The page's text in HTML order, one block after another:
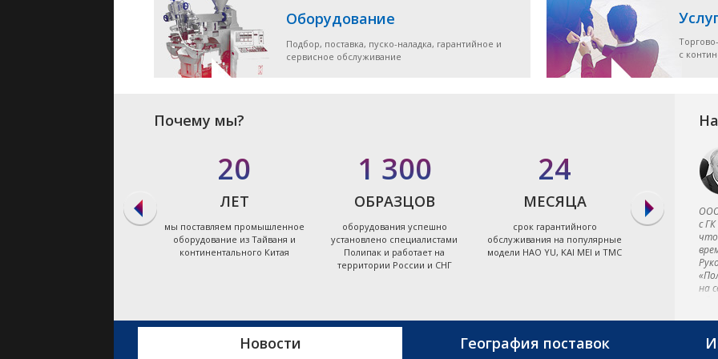
Оборудование
Подбор, поставка, пуско-наладка, гарантийное и
сервисное обслуживание
с
Почему мы?
мы даём ответ на запрос по
20
ЛЕТ
мы поставляем промышленное
оборудование из Тайваня и
континентального Китая
1 300
ОБРАЗЦОВ
оборудования успешно
установлено специалистами
Полипак и работает на
территории России и СНГ
24
МЕСЯЦА
срок гарантийного
обслуживания на популярные
модели HAO YU, KAI MEI и TMC
с
на
Новости География поставок